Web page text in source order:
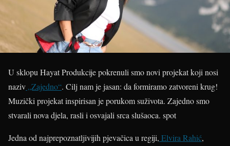
U sklopu Hayat Produkcije pokrenuli smo novi projekat koji nosi
naziv „Zajedno“. Cilj nam je jasan: da formiramo zatvoreni krug!
Muzički projekat inspirisan je porukom suživota. Zajedno smo
stvarali nova djela, rasli i osvajali srca slušaoca. spot
Jedna od najprepoznatljivijih pjevačica u regiji, Elvira Rahić,